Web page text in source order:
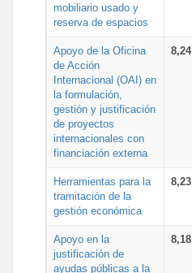
mobiliario usado y
reserva de espacios
Apoyo de la Oficina
de Acción
Internacional (OAI) en
la formulación,
gestión y justificación
de proyectos
internacionales con
financiación externa
8,24
Herramientas para la
tramitación de la
gestión económica
8,23
Apoyo en la
justificación de
ayudas públicas a la
8,18